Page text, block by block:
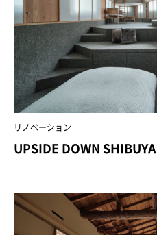
リノベーション
UPSIDE DOWN SHIBUYA